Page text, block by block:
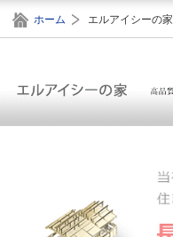
ホーム エルアイシーの家